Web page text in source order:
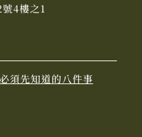
4樓之1
須先知道的八件事